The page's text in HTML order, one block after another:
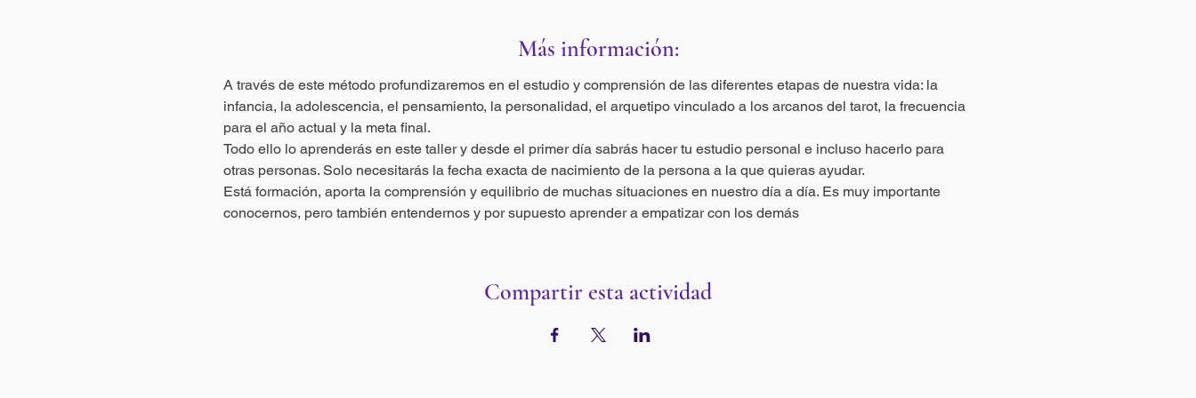
Más información:
A través de este método profundizaremos en el estudio y comprensión de las diferentes etapas de nuestra vida: la
infancia, la adolescencia, el pensamiento, la personalidad, el arquetipo vinculado a los arcanos del tarot, la frecuencia
para el año actual y la meta final.
Todo ello lo aprenderás en este taller y desde el primer día sabrás hacer tu estudio personal e incluso hacerlo para
otras personas. Solo necesitarás la fecha exacta de nacimiento de la persona a la que quieras ayudar.
Está formación, aporta la comprensión y equilibrio de muchas situaciones en nuestro día a día. Es muy importante
conocernos, pero también entendernos y por supuesto aprender a empatizar con los demás
Compartir esta actividad